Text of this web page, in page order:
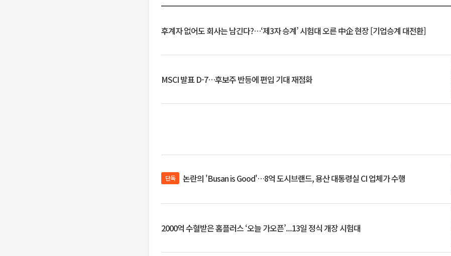
후계자 없어도 회사는 남긴다?…‘제3자 승계’ 시험대 오른 中企 현장 [기업승계 대전환]
MSCI 발표 D-7…후보주 반등에 편입 기대 재점화
단독 논란의 'Busan is Good'…8억 도시브랜드, 용산 대통령실 CI 업체가 수행
2000억 수혈받은 홈플러스 ‘오늘 가오픈’...13일 정식 개장 시험대